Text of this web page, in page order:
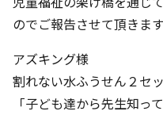
のでご報告させて頂きます
アズキング様
割れない水ふうせん２セ
「子ども達から先生知っ